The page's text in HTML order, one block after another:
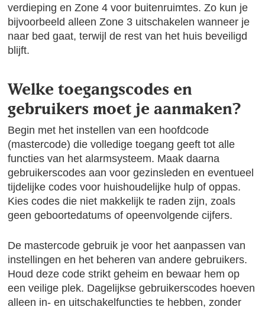
verdieping en Zone 4 voor buitenruimtes. Zo kun je
bijvoorbeeld alleen Zone 3 uitschakelen wanneer je
naar bed gaat, terwijl de rest van het huis beveiligd
blijft.
Welke toegangscodes en
gebruikers moet je aanmaken?
Begin met het instellen van een hoofdcode
(mastercode) die volledige toegang geeft tot alle
functies van het alarmsysteem. Maak daarna
gebruikerscodes aan voor gezinsleden en eventueel
tijdelijke codes voor huishoudelijke hulp of oppas.
Kies codes die niet makkelijk te raden zijn, zoals
geen geboortedatums of opeenvolgende cijfers.
De mastercode gebruik je voor het aanpassen van
instellingen en het beheren van andere gebruikers.
Houd deze code strikt geheim en bewaar hem op
een veilige plek. Dagelijkse gebruikerscodes hoeven
alleen in- en uitschakelfuncties te hebben, zonder